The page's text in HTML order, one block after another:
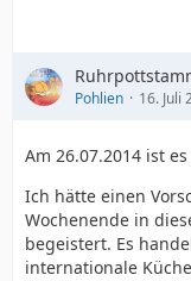
Pohlien 16. Juli
Am 26.07.2014 ist
Ich hätte einen
Wochenende in
begeistert. Es
internationale